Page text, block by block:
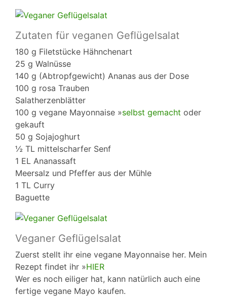
Zutaten für veganen Geflügelsalat
180 g Filetstücke Hähnchenart
25 g Walnüsse
140 g (Abtropfgewicht) Ananas aus der Dose
100 g rosa Trauben
Salatherzenblätter
100 g vegane Mayonnaise »selbst gemacht oder
gekauft
50 g Sojajoghurt
½ TL mittelscharfer Senf
1 EL Ananassaft
Meersalz und Pfeffer aus der Mühle
1 TL Curry
Baguette
Veganer Geflügelsalat
Zuerst stellt ihr eine vegane Mayonnaise her. Mein
Rezept findet ihr »HIER
Wer es noch eiliger hat, kann natürlich auch eine
fertige vegane Mayo kaufen.